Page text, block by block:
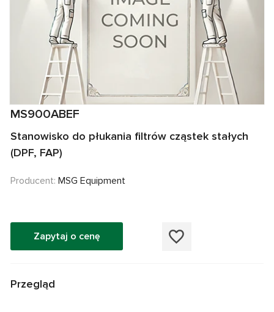
MS900ABEF
Stanowisko do płukania filtrów cząstek stałych
(DPF, FAP)
Producent: MSG Equipment
Zapytaj o cenę
Przegląd